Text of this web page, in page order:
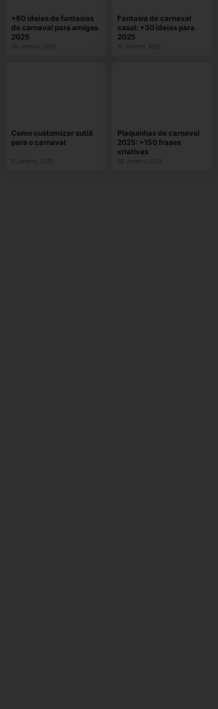
+60 ideias de fantasias
de carnaval para amigas
2025
20 Janeiro, 2025
Fantasia de carnaval
casal: +30 ideias para
2025
19 Janeiro, 2025
Como customizar sutiã
para o carnaval
11 Janeiro, 2025
Plaquinhas de carnaval
2025: +150 frases
criativas
02 Janeiro, 2025